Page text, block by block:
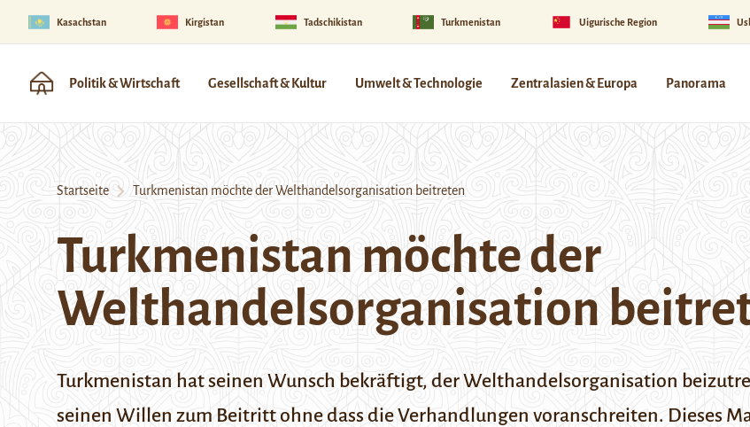
Kasachstan Kirgistan Tadschikistan Turkmenistan Uigurische Region
Politik & Wirtschaft Gesellschaft & Kultur Umwelt & Technologie Zentralasien & Europa Panorama
Startseite Turkmenistan möchte der Welthandelsorganisation beitreten
Turkmenistan möchte der
Welthandelsorganisation
Turkmenistan hat seinen Wunsch bekräftigt, der Welthandelsorganisation
seinen Willen zum Beitritt ohne dass die Verhandlungen voranschreiten. Dieses